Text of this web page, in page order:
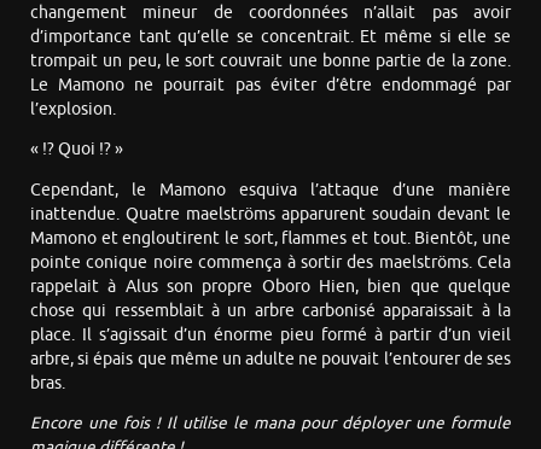
changement mineur de coordonnées n’allait pas avoir
d’importance tant qu’elle se concentrait. Et même si elle se
trompait un peu, le sort couvrait une bonne partie de la zone.
Le Mamono ne pourrait pas éviter d’être endommagé par
l’explosion.
« !? Quoi !? »
Cependant, le Mamono esquiva l’attaque d’une manière
inattendue. Quatre maelströms apparurent soudain devant le
Mamono et engloutirent le sort, flammes et tout. Bientôt, une
pointe conique noire commença à sortir des maelströms. Cela
rappelait à Alus son propre Oboro Hien, bien que quelque
chose qui ressemblait à un arbre carbonisé apparaissait à la
place. Il s’agissait d’un énorme pieu formé à partir d’un vieil
arbre, si épais que même un adulte ne pouvait l’entourer de ses
bras.
Encore une fois ! Il utilise le mana pour déployer une formule